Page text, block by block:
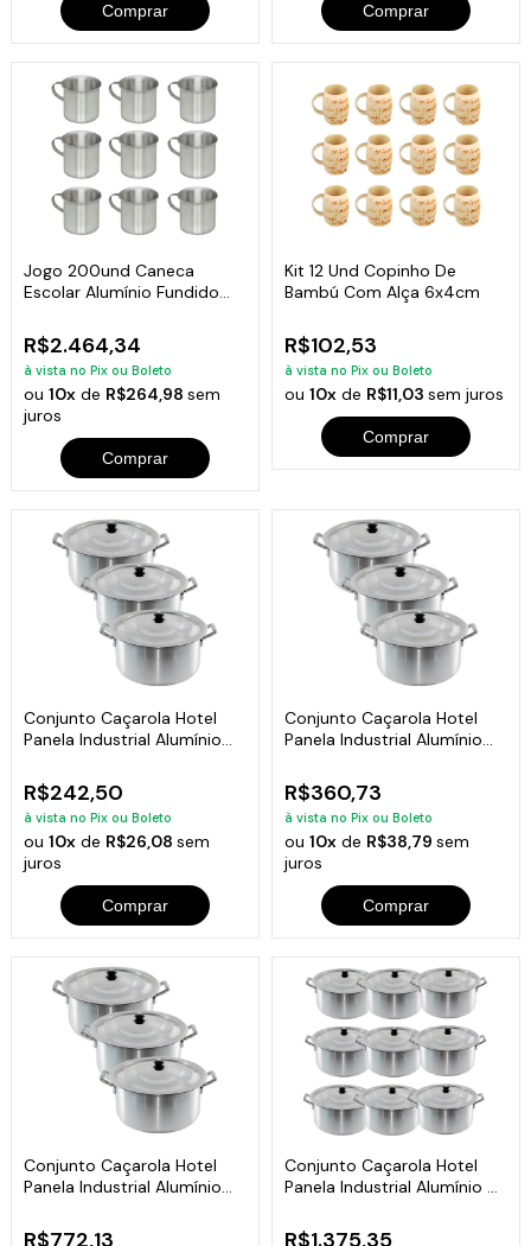
Comprar Comprar
Jogo 200und Caneca
Escolar Alumínio Fundido
R$2.464,34
à vista no Pix ou Boleto
ou10x de R$264,98sem
juros
Comprar
Kit 12 Und Copinho De
Bambú Com Alça 6x4cm
R$102,53
à vista no Pix ou Boleto
ou 10xde R$11,03 sem juros
Comprar
Conjunto Caçarola Hotel
Panela Industrial Alumínio
R$242,50
à vista no Pix ou Boleto
ou10x de R$26,08sem
juros
Comprar
Conjunto Caçarola Hotel
Panela Industrial Alumínio
R$360,73
à vista no Pix ou Boleto
ou 10xde R$38,79 sem
juros
Comprar
Conjunto Caçarola Hotel
Panela Industrial Alumínio
R$772,13
Conjunto Caçarola Hotel
Panela Industrial Alumínio 9
R$1.375,35